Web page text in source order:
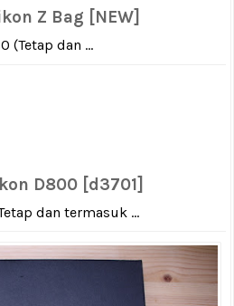
Z Bag [NEW]
(Tetap dan ...
D800 [d3701]
dan termasuk ...